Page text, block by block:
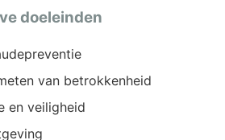
doeleinden
van betrokkenheid
en veiligheid